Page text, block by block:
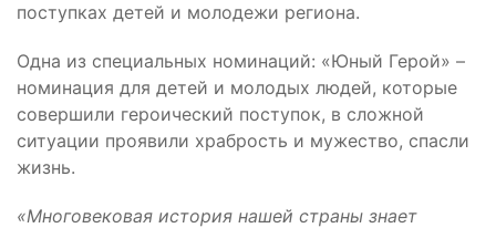
поступках детей и молодежи региона.
Одна из специальных номинаций: «Юный Герой» –
номинация для детей и молодых людей, которые
совершили героический поступок, в сложной
ситуации проявили храбрость и мужество, спасли
жизнь.
«Многовековая история нашей страны знает